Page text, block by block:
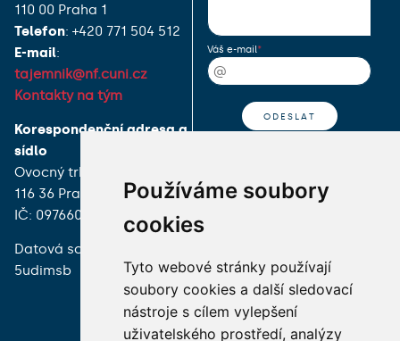
Používáme soubory
cookies
Tyto webové stránky používají
soubory cookies a další sledovací
nástroje s cílem vylepšení
uživatelského prostředí, analýzy
110 00 Praha 1
Telefon: +420 771 504 512
E-mail:
tajemnik@nf.cuni.cz
Kontakty na tým
Korespondenční adresa a
sídlo
Ovocný trh 560/5
116 36 Praha 1
IČ: 09766090
Datová schránka:
5udimsb
Váš e-mail
Newsletter